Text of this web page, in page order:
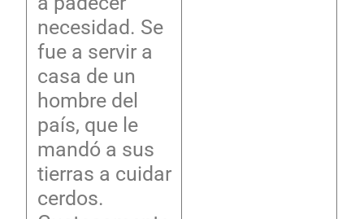
necesidad. Se
fue a servir a
casa de un
hombre del
país, que le
mandó a sus
tierras a cuidar
cerdos.